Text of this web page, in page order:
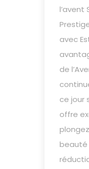
l’avent
avec
de
ce jour
offre
beauté